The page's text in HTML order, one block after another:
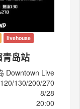
livehouse
岛站
Downtown Live
130/200/270
8/28
20:00